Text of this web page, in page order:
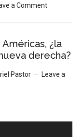
a Comment
¿la
derecha?
Pastor
Leave a